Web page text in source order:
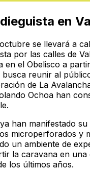
en
se llevará a
por las calles de
en el Obelisco a
busca reunir al
de La
Ochoa han
han manifestado
microperforados y
un ambiente de
la caravana en una
los últimos años.